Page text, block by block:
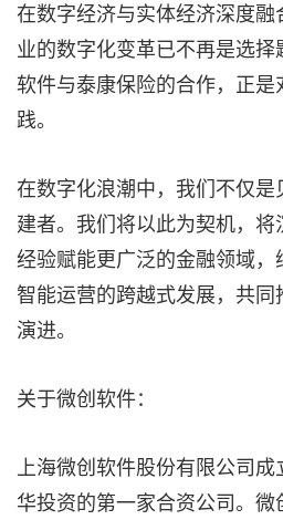
在数字经济与实体经济深度
业的数字化变革已不再是选
软件与泰康保险的合作，正
践。
在数字化浪潮中，我们不仅
建者。我们将以此为契机，
经验赋能更广泛的金融领域
智能运营的跨越式发展，共
演进。
关于微创软件：
上海微创软件股份有限公司
华投资的第一家合资公司。